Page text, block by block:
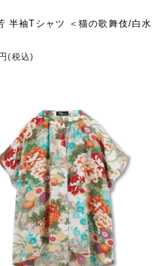
半袖Tシャツ ＜猫の歌舞伎/白水
(税込)